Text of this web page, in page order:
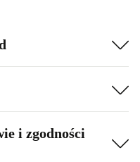
i zgodności